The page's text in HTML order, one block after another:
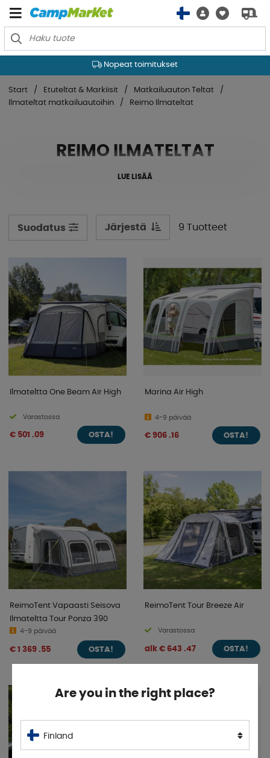
Nopeat toimitukset
Start Etuteltat & Markiisit
Matkailuauton Teltat
Ilmateltat matkailuautoihin
Reimo Ilmateltat
REIMO ILMATELTAT
LUE LISÄÄ
Suodatus Järjestä 9 Tuotteet
Ilmateltta One Beam Air High
Varastossa
€ 501 .09 OSTA!
Marina Air High
4-9 päivää
€ 906 .16 OSTA!
ReimoTent Vapaasti Seisova
Ilmateltta Tour Ponza 390
4-9 päivää
€ 1 369 .55 OSTA!
ReimoTent Tour Breeze Air
Varastossa
alk € 643 .47 OSTA!
Are you in the right place?
Finland